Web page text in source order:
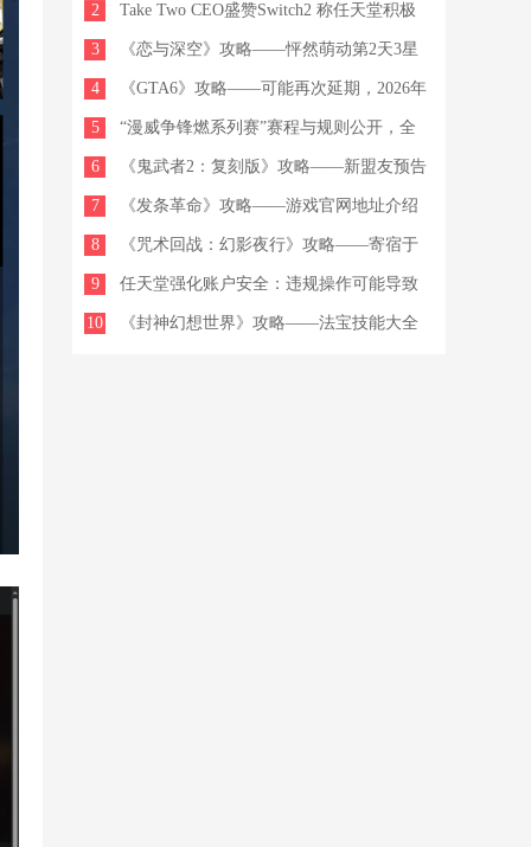
贤者咒文效果习得条件汇总
2 Take Two CEO盛赞Switch2 称任天堂积极
解决第三方难题
3 《恋与深空》攻略——怦然萌动第2天3星
搭配推荐
4 《GTA6》攻略——可能再次延期，2026年
5月发售日期或不保
5 “漫威争锋燃系列赛”赛程与规则公开，全
新美术开发者更新上线！
6 《鬼武者2：复刻版》攻略——新盟友预告
片：风魔小太郎
7 《发条革命》攻略——游戏官网地址介绍
8 《咒术回战：幻影夜行》攻略——寄宿于
血中的决心加茂宪纪技能介绍
9 任天堂强化账户安全：违规操作可能导致
永久封禁
10 《封神幻想世界》攻略——法宝技能大全